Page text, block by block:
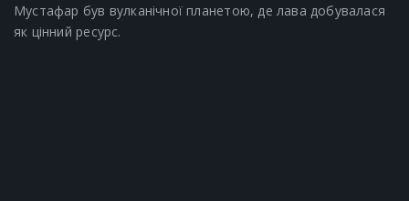
Мустафар був вулканічної планетою, де лава добувалася
як цінний ресурс.